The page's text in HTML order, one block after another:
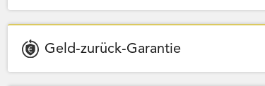
Geld-zurück-Garantie